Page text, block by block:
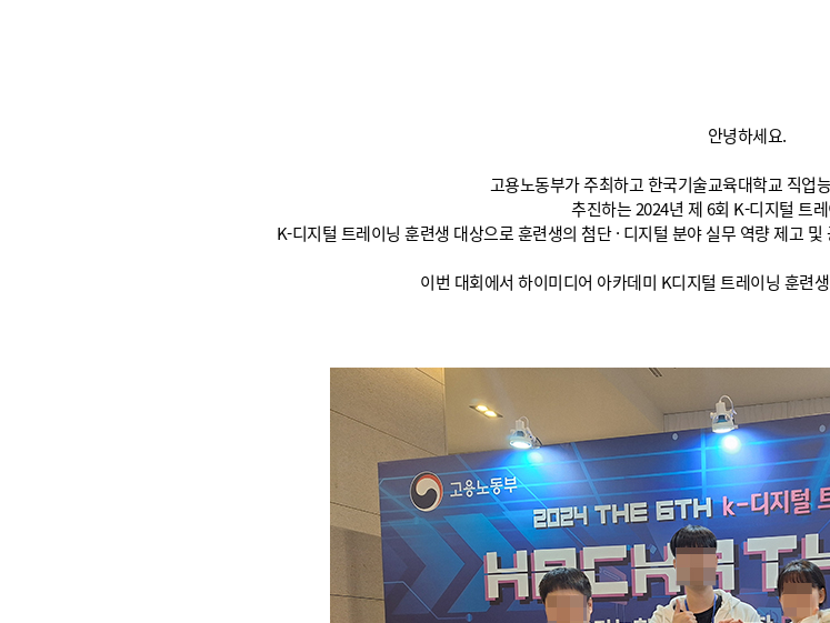
안녕하세요.
고용노동부가 주최하고 한국기술교육대학교 직업
추진하는 2024년 제 6회 K-디지털 트
K-디지털 트레이닝 훈련생 대상으로 훈련생의 첨단 · 디지털 분야 실무 역량 제고
이번 대회에서 하이미디어 아카데미 K디지털 트레이닝 훈련